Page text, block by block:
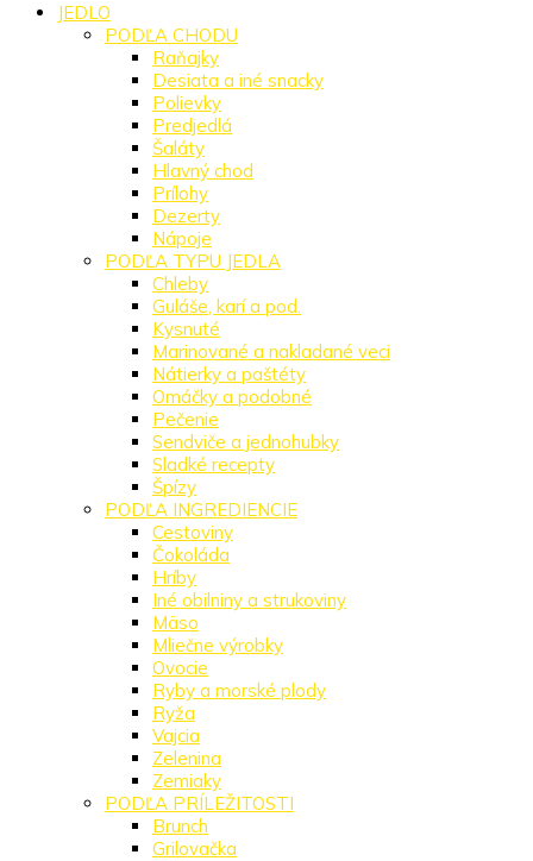
JEDLO
PODĽA CHODU
Raňajky
Desiata a iné snacky
Polievky
Predjedlá
Šaláty
Hlavný chod
Prílohy
Dezerty
Nápoje
PODĽA TYPU JEDLA
Chleby
Guláše, karí a pod.
Kysnuté
Marinované a nakladané veci
Nátierky a paštéty
Omáčky a podobné
Pečenie
Sendviče a jednohubky
Sladké recepty
Špízy
PODĽA INGREDIENCIE
Cestoviny
Čokoláda
Hríby
Iné obilniny a strukoviny
Mäso
Mliečne výrobky
Ovocie
Ryby a morské plody
Ryža
Vajcia
Zelenina
Zemiaky
PODĽA PRÍLEŽITOSTI
Brunch
Grilovačka